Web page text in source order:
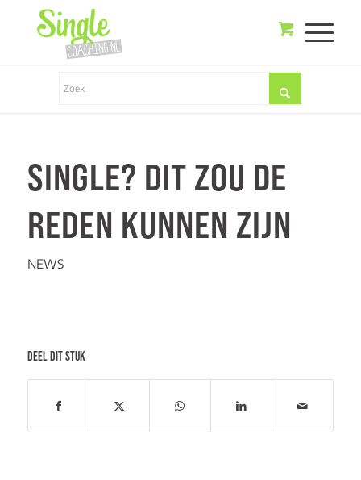
SINGLE? DIT ZOU DE
REDEN KUNNEN ZIJN
NEWS
DEEL DIT STUK